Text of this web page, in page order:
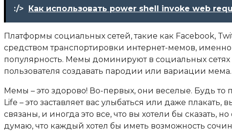
:/> Как использовать power shell invoke web
Платформы социальных сетей, такие как Facebook,
средством транспортировки интернет-мемов,
популярность. Мемы доминируют в социальных сетях
пользователя создавать пародии или вариации мема.
Мемы – это здорово! Во-первых, они веселые. Будь
Life – это заставляет вас улыбаться или даже
связаны, и иногда это все, что вы хотели бы
думаю, что каждый хотел бы иметь возможность